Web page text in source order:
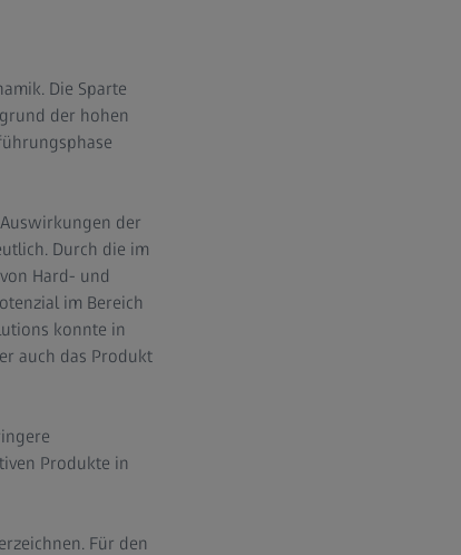
Die Sparte
der hohen
der
Durch die im
Hard- und
im Bereich
konnte in
auch das Produkt
Produkte in
Für den